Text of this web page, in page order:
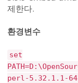
제한다.
환경변수
set
perl-5.32.1.1-